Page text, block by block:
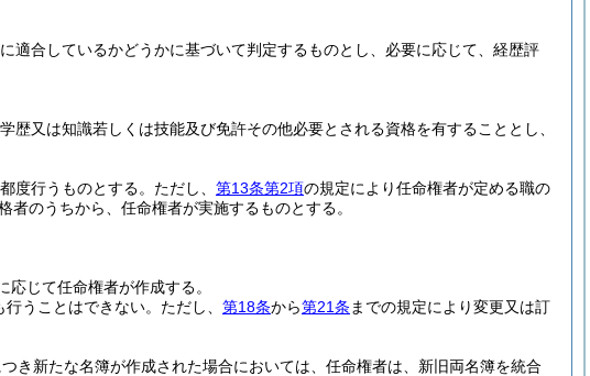
適合しているかどうかに基づいて判定するものとし、必要に応じて、経歴評
又は知識若しくは技能及び免許その他必要とされる資格を有することとし、
度行うものとする。 ただし、 第13条第2項の規定により任命権者が定める職の
のうちから、任命権者が実施するものとする。
じて任命権者が作成する。
うことはできない。 ただし、 第18条から第21条 までの規定により変更又は訂
き新たな名簿が作成された場合においては、任命権者は、新旧両名簿を統合